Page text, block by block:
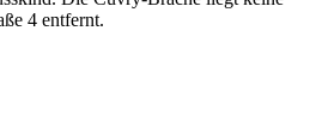
4 entfernt.